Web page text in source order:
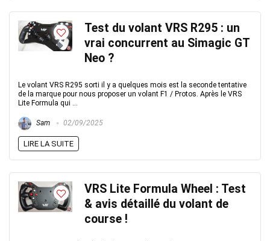
Test du volant VRS R295 : un
vrai concurrent au Simagic GT
Neo ?
Le volant VRS R295 sorti il y a quelques mois est la seconde tentative
de la marque pour nous proposer un volant F1 / Protos. Après le VRS
Lite Formula qui ...
Sam 02/09/2025
LIRE LA SUITE
VRS Lite Formula Wheel : Test
& avis détaillé du volant de
course !